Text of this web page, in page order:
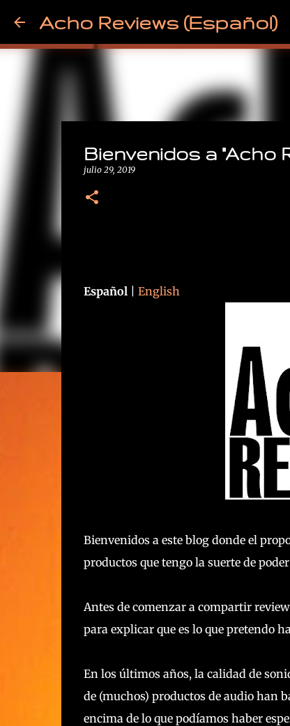
Acho Reviews (Español)
Bienvenidos a "Acho
julio 29, 2019
Español| English
Bienvenidos a este blog donde el
productos que tengo la suerte de
Antes de comenzar a compartir
para explicar que es lo que pretendo
En los últimos años, la calidad de
de (muchos) productos de audio han
encima de lo que podíamos haber